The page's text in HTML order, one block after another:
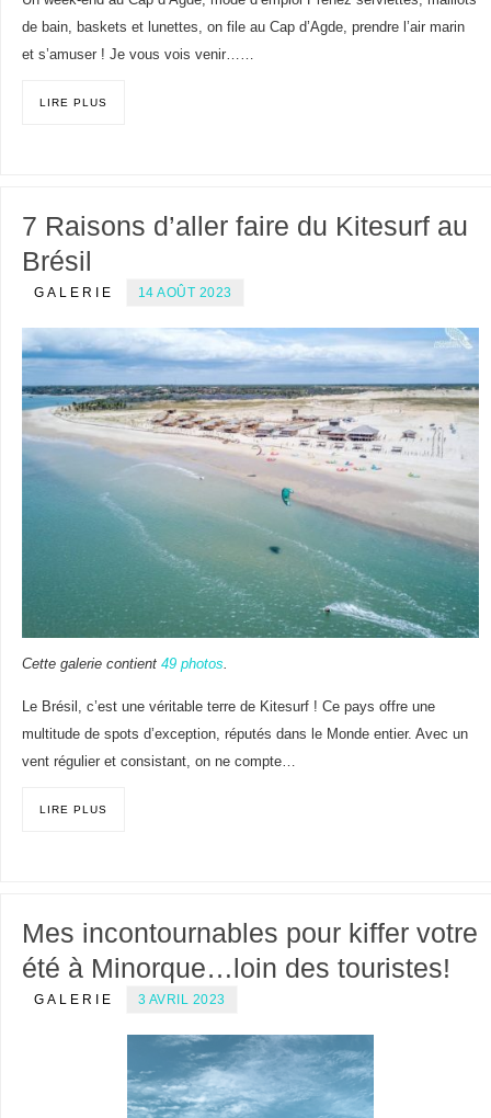
de bain, baskets et lunettes, on file au Cap d’Agde, prendre l’air marin
et s’amuser ! Je vous vois venir……
LIRE PLUS
7 Raisons d’aller faire du Kitesurf au
Brésil
GALERIE 14 AOÛT 2023
Cette galerie contient 49 photos.
Le Brésil, c’est une véritable terre de Kitesurf ! Ce pays offre une
multitude de spots d’exception, réputés dans le Monde entier. Avec un
vent régulier et consistant, on ne compte…
LIRE PLUS
Mes incontournables pour kiffer votre
été à Minorque…loin des touristes!
GALERIE 3 AVRIL 2023